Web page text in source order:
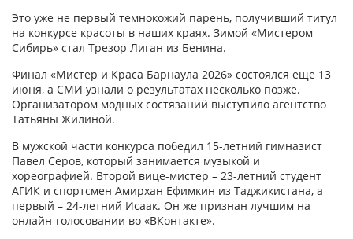
Это уже не первый темнокожий парень, получивший титул
на конкурсе красоты в наших краях. Зимой «Мистером
Сибирь» стал Трезор Лиган из Бенина.
Финал «Мистер и Краса Барнаула 2026» состоялся еще 13
июня, а СМИ узнали о результатах несколько позже.
Организатором модных состязаний выступило агентство
Татьяны Жилиной.
В мужской части конкурса победил 15-летний гимназист
Павел Серов, который занимается музыкой и
хореографией. Второй вице-мистер – 23-летний студент
АГИК и спортсмен Амирхан Ефимкин из Таджикистана, а
первый – 24-летний Исаак. Он же признан лучшим на
онлайн-голосовании во «ВКонтакте».